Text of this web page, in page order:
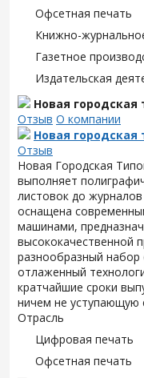
Офсетная печать
Книжно-
Газетное
Издательская
Новая городская
Отзыв О компании
Новая городская
Отзыв
Новая Городская
выполняет
листовок до
оснащена
машинами,
высококачественной
разнообразный
отлаженный
кратчайшие сроки
ничем не уступающую
Отрасль
Цифровая печать
Офсетная печать